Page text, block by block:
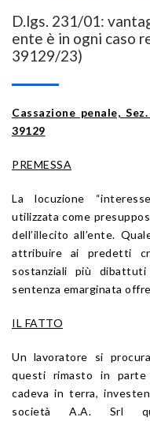
D.lgs. 231/01:
ente è in ogni caso
39129/23)
Cassazione penale,
39129
PREMESSA
La locuzione
utilizzata come
dell’illecito all’ente.
attribuire ai predetti
sostanziali più
sentenza emarginata
IL FATTO
Un lavoratore si
questi rimasto in
cadeva in terra,
società A.A. Srl